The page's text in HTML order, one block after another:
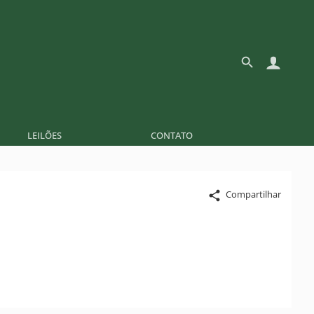
LEILÕES CONTATO
Compartilhar